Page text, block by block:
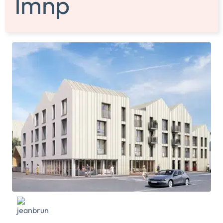
quotidien. Les espaces de vie sont lumineux et bien
agencés, avec de grandes ouvertures qui laissent
intimiste, invite à la détente dans une atmosphère
douce et apaisante. Chaque logement bénéficie de
prestations soignées : salle de bain aménagée,
placards intégrés, parquet stratifié, cuisine
aménagée, et bien plus encore. Pour profiter
pleinement des beaux jours, chaque appartement
s’ouvre sur un balcon ou une terrasse, offrant un
espace extérieur […] Voir le programme immobilier
neuf >>